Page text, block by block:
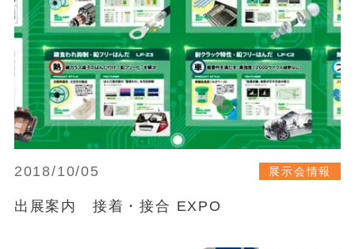
2018/10/05 展示会情報
出展案内 接着・接合 EXPO